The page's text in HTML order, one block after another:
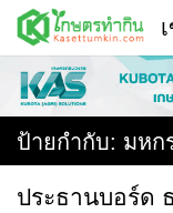
Skip
content
พืช
หน้าแรก
แวดวงเกษตร
ป้ายกำกับ: มหก
ประธานบอร์ด